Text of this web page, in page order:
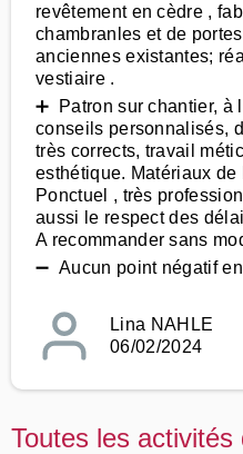
revêtement en cèdre ,
chambranles et de
anciennes existantes;
vestiaire .
➕ Patron sur chantier, à
conseils personnalisés,
très corrects, travail
esthétique. Matériaux de
Ponctuel , très
aussi le respect des
A recommander sans
➖ Aucun point négatif
Lina NAHLE
06/02/2024
Toutes les activités